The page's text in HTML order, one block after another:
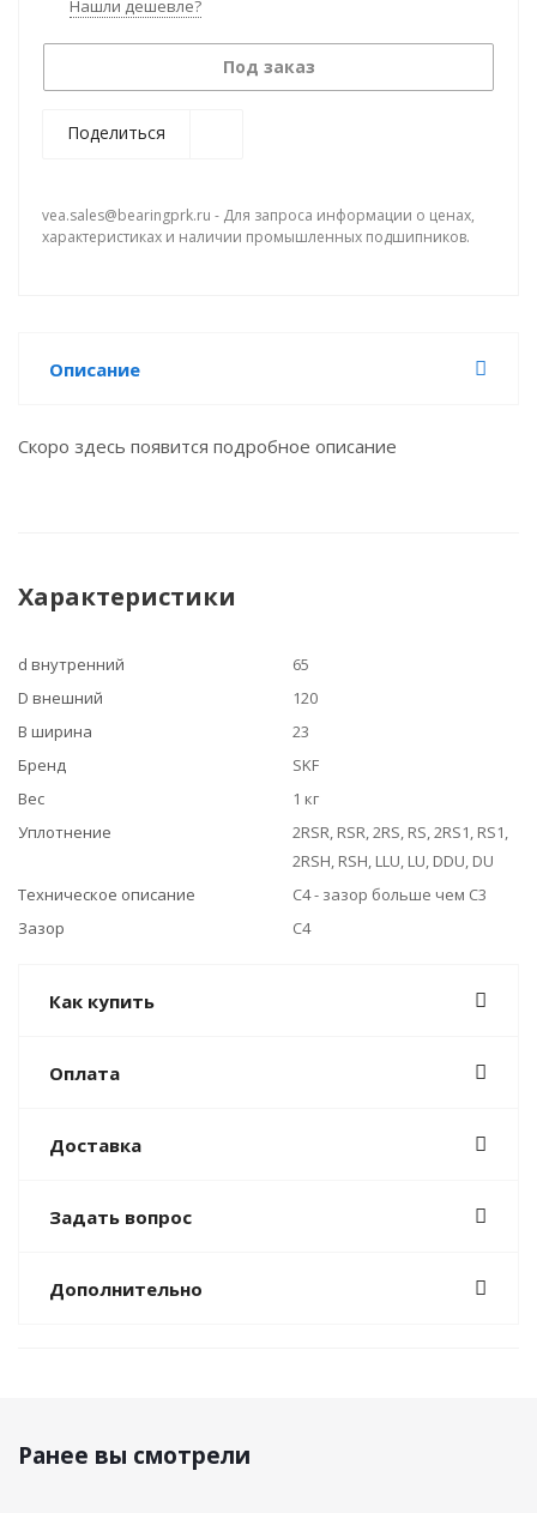
Нашли дешевле?
Под заказ
Поделиться
vea.sales@bearingprk.ru - Для запроса информации о ценах,
характеристиках и наличии промышленных подшипников.
Описание
Скоро здесь появится подробное описание
Характеристики
d внутренний
65
D внешний
120
B ширина
23
Бренд
SKF
Вес
1 кг
Уплотнение
2RSR, RSR, 2RS, RS, 2RS1, RS1,
2RSH, RSH, LLU, LU, DDU, DU
Техническое описание
C4 - зазор больше чем C3
Зазор
C4
Как купить
Оплата
Доставка
Задать вопрос
Дополнительно
Ранее вы смотрели